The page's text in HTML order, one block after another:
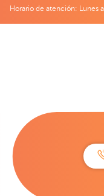
Horario de atención: Lunes